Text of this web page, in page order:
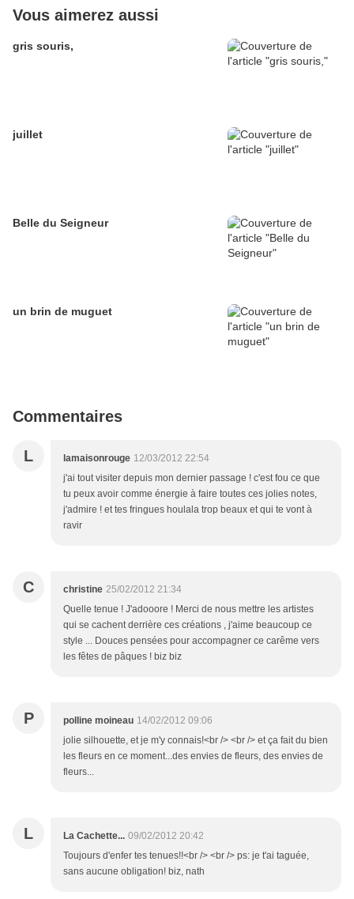
Vous aimerez aussi
gris souris,
juillet
Belle du Seigneur
un brin de muguet
Commentaires
L lamaisonrouge 12/03/2012 22:54
j'ai tout visiter depuis mon dernier passage ! c'est fou ce que
tu peux avoir comme énergie à faire toutes ces jolies notes,
j'admire ! et tes fringues houlala trop beaux et qui te vont à
ravir
C christine 25/02/2012 21:34
Quelle tenue ! J'adooore ! Merci de nous mettre les artistes
qui se cachent derrière ces créations , j'aime beaucoup ce
style ... Douces pensées pour accompagner ce carême vers
les fêtes de pâques ! biz biz
P polline moineau 14/02/2012 09:06
jolie silhouette, et je m'y connais!<br /> <br /> et ça fait du bien
les fleurs en ce moment...des envies de fleurs, des envies de
fleurs...
L La Cachette... 09/02/2012 20:42
Toujours d'enfer tes tenues!!<br /> <br /> ps: je t'ai taguée,
sans aucune obligation! biz, nath